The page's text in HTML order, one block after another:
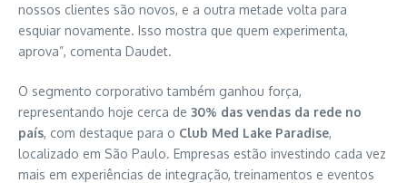
nossos clientes são novos, e a outra metade volta para
esquiar novamente. Isso mostra que quem experimenta,
aprova”, comenta Daudet.
O segmento corporativo também ganhou força,
representando hoje cerca de 30% das vendas da rede no
país, com destaque para o Club Med Lake Paradise,
localizado em São Paulo. Empresas estão investindo cada vez
mais em experiências de integração, treinamentos e eventos